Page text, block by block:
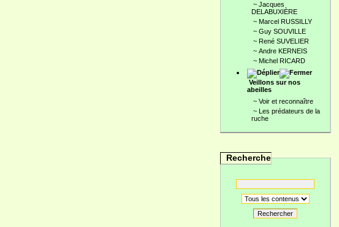
~ Jacques
DELABUXIÈRE
~ Marcel RUSSILLY
~ Guy SOUVILLE
~ René SUVELIER
~ Andre KERNEIS
~ Michel RICARD
Veillons sur nos
abeilles
~ Voir et reconnaître
~ Les prédateurs de la
ruche
Recherche
Rechercher